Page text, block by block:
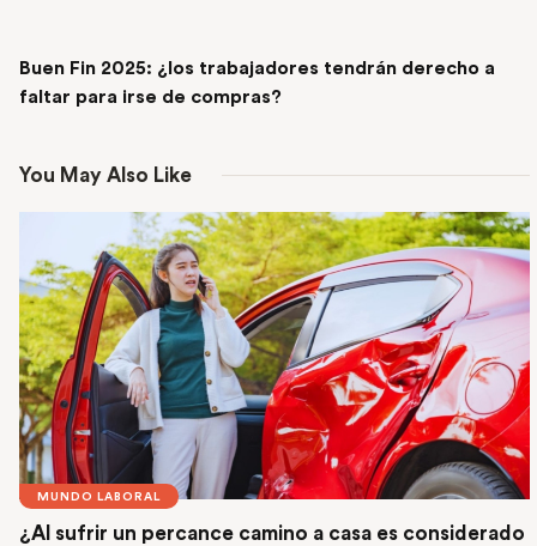
Buen Fin 2025: ¿los trabajadores tendrán derecho a
faltar para irse de compras?
You May Also Like
MUNDO LABORAL
¿Al sufrir un percance camino a casa es considerado